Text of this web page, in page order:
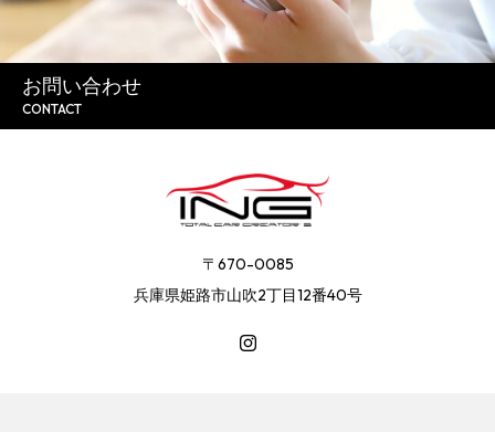
お問い合わせ
CONTACT
〒670-0085
兵庫県姫路市山吹2丁目12番40号